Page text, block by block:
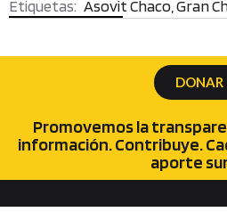
Asovit Chaco,Gran
Promovemos la
información. Contribuye.
aporte
DONAR